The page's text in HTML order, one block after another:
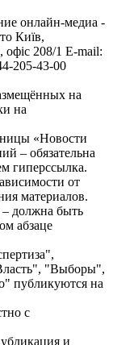
онлайн-медиа -
Київ,
208/1 E-mail:
205-43-00
на
на
«Новости
– обязательна
гиперссылка.
от
материалов.
– должна быть
абзаце
"Выборы",
публикуются на
с
и